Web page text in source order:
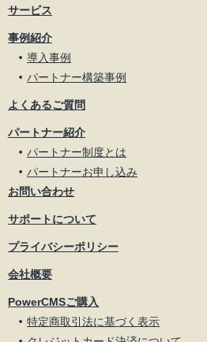
サービス
事例紹介
導入事例
パートナー構築事例
よくあるご質問
パートナー紹介
パートナー制度とは
パートナーお申し込み
お問い合わせ
サポートについて
プライバシーポリシー
会社概要
PowerCMSご購入
特定商取引法に基づく表示